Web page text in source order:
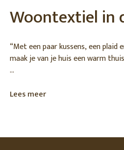
“Met een paar kussens, een plaid
maak je van je huis een warm
moment om je interieur klaar te
Lees meer